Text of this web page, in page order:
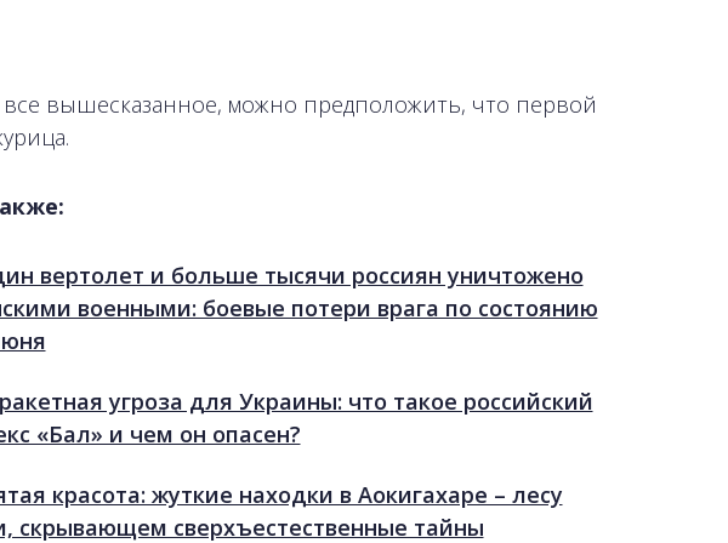
вышесказанное, можно предположить, что первой
вертолет и больше тысячи россиян уничтожено
военными: боевые потери врага по состоянию
угроза для Украины: что такое российский
«Бал» и чем он опасен?
красота: жуткие находки в Аокигахаре – лесу
скрывающем сверхъестественные тайны